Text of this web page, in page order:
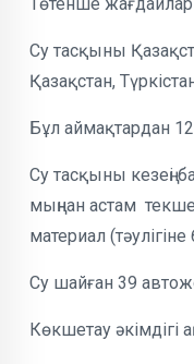
Су тасқыны
Қазақстан,
Бұл аймақтардан
Су тасқыны кезеңі
мыңнан астам
материал
Су шайған 39
Көкшетау әкімдігі